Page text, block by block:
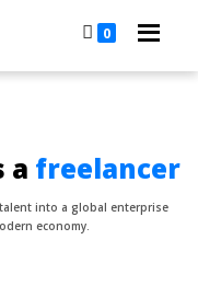
0
a freelancer
into a global enterprise
economy.